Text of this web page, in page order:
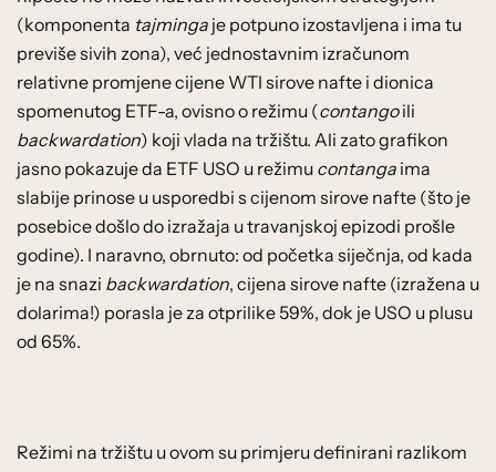
(komponenta tajminga je potpuno izostavljena i ima tu
previše sivih zona), već jednostavnim izračunom
relativne promjene cijene WTI sirove nafte i dionica
spomenutog ETF-a, ovisno o režimu (contangoili
backwardation) koji vlada na tržištu. Ali zato grafikon
jasno pokazuje da ETF USO u režimu contanga ima
slabije prinose u usporedbi s cijenom sirove nafte (što je
posebice došlo do izražaja u travanjskoj epizodi prošle
godine). I naravno, obrnuto: od početka siječnja, od kada
je na snazi backwardation, cijena sirove nafte (izražena u
dolarima!) porasla je za otprilike 59%, dok je USO u plusu
od 65%.
Režimi na tržištu u ovom su primjeru definirani razlikom